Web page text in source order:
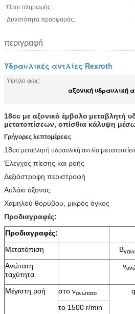
Όροι πληρωμής:
Δυνατότητα προσφοράς:
περιγραφή
Υδραυλικές αντλίες Rexroth
Υψηλό φως:
αξονική υδραυλική
18cc με αξονικό έμβολο μεταβλητή
μετατοπίσεων, οπίσθια κάλυψη
Γρήγορες λεπτομέρειες
18cc μεταβλητή υδραυλική αντλία
Έλεγχος πίεσης και ροής
Δεξιόστροφη περιστροφή
Αυλάκι άξονας
Χαμηλού θορύβου, μικρός όγκος
Προδιαγραφές:
Προδιαγραφές:
Μετατόπιση
Β
Ανώτατη
ταχύτητα
ν
Μέγιστη ροή στο νανώτατο q
το 1500 r/min